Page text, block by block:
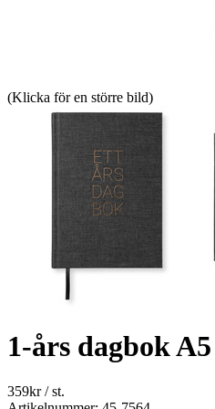
(Klicka för en större bild)
1-års dagbok
359kr/ st.